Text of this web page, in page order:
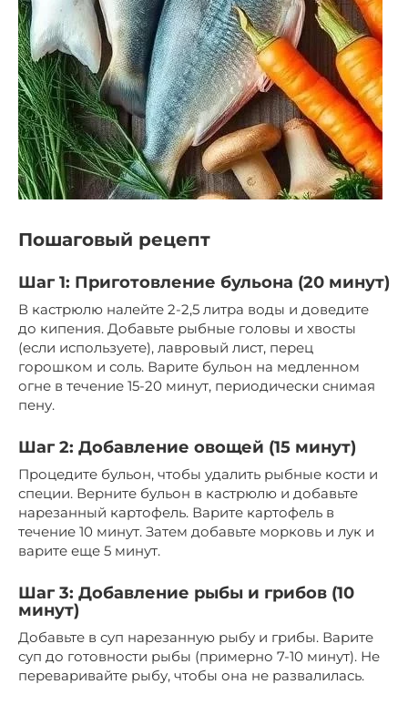
Пошаговый рецепт
Шаг 1: Приготовление бульона (20 минут)
В кастрюлю налейте 2-2,5 литра воды и доведите
до кипения. Добавьте рыбные головы и хвосты
(если используете), лавровый лист, перец
горошком и соль. Варите бульон на медленном
огне в течение 15-20 минут, периодически снимая
пену.
Шаг 2: Добавление овощей (15 минут)
Процедите бульон, чтобы удалить рыбные кости и
специи. Верните бульон в кастрюлю и добавьте
нарезанный картофель. Варите картофель в
течение 10 минут. Затем добавьте морковь и лук и
варите еще 5 минут.
Шаг 3: Добавление рыбы и грибов (10
минут)
Добавьте в суп нарезанную рыбу и грибы. Варите
суп до готовности рыбы (примерно 7-10 минут). Не
переваривайте рыбу, чтобы она не развалилась.